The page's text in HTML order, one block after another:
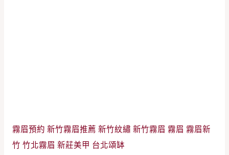
霧眉預約 新竹霧眉推薦 新竹紋繡 新竹霧眉 霧眉 霧眉新
竹 竹北霧眉 新莊美甲 台北頌缽